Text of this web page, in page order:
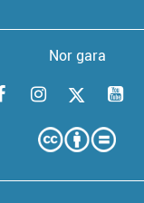
Nor gara